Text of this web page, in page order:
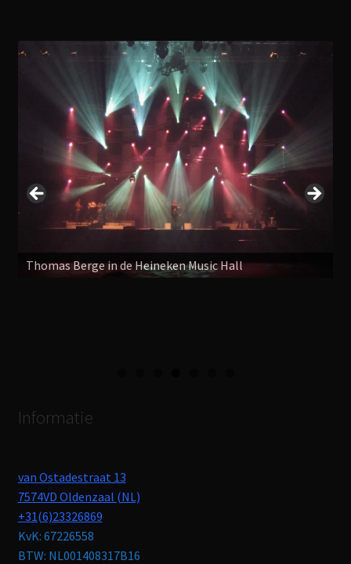
Thomas Berge in de Heineken Music Hall
Informatie
van Ostadestraat 13
7574VD Oldenzaal (NL)
+31(6)23326869
KvK: 67226558
BTW: NL001408317B16